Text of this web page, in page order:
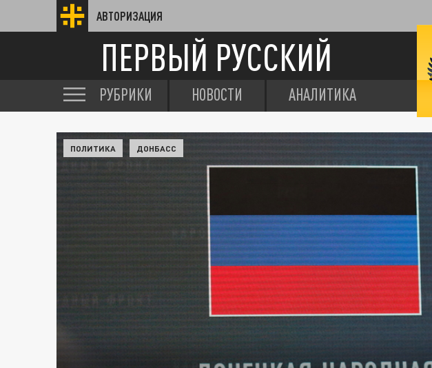
АВТОРИЗАЦИЯ
ПЕРВЫЙ РУССКИЙ
РУБРИКИ НОВОСТИ АНАЛИТИКА
ПОЛИТИКА ДОНБАСС